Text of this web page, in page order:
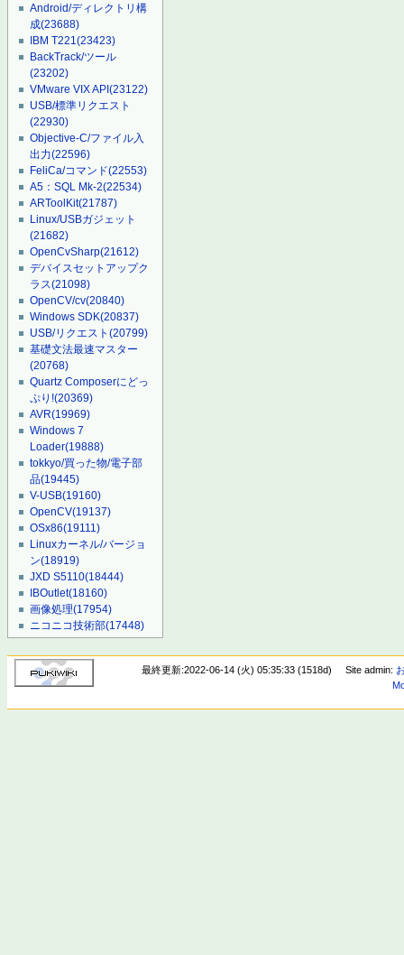
Android/ディレクトリ構
成(23688)
IBM T221(23423)
BackTrack/ツール
(23202)
VMware VIX API(23122)
USB/標準リクエスト
(22930)
Objective-C/ファイル入
出力(22596)
FeliCa/コマンド(22553)
A5：SQL Mk-2(22534)
ARToolKit(21787)
Linux/USBガジェット
(21682)
OpenCvSharp(21612)
デバイスセットアップク
ラス(21098)
OpenCV/cv(20840)
Windows SDK(20837)
USB/リクエスト(20799)
基礎文法最速マスター
(20768)
Quartz Composerにどっ
ぷり!(20369)
AVR(19969)
Windows 7
Loader(19888)
tokkyo/買った物/電子部
品(19445)
V-USB(19160)
OpenCV(19137)
OSx86(19111)
Linuxカーネル/バージョ
ン(18919)
JXD S5110(18444)
IBOutlet(18160)
画像処理(17954)
ニコニコ技術部(17448)
最終更新:2022-06-14 (火) 05:35:33 (1518d) Site admin: